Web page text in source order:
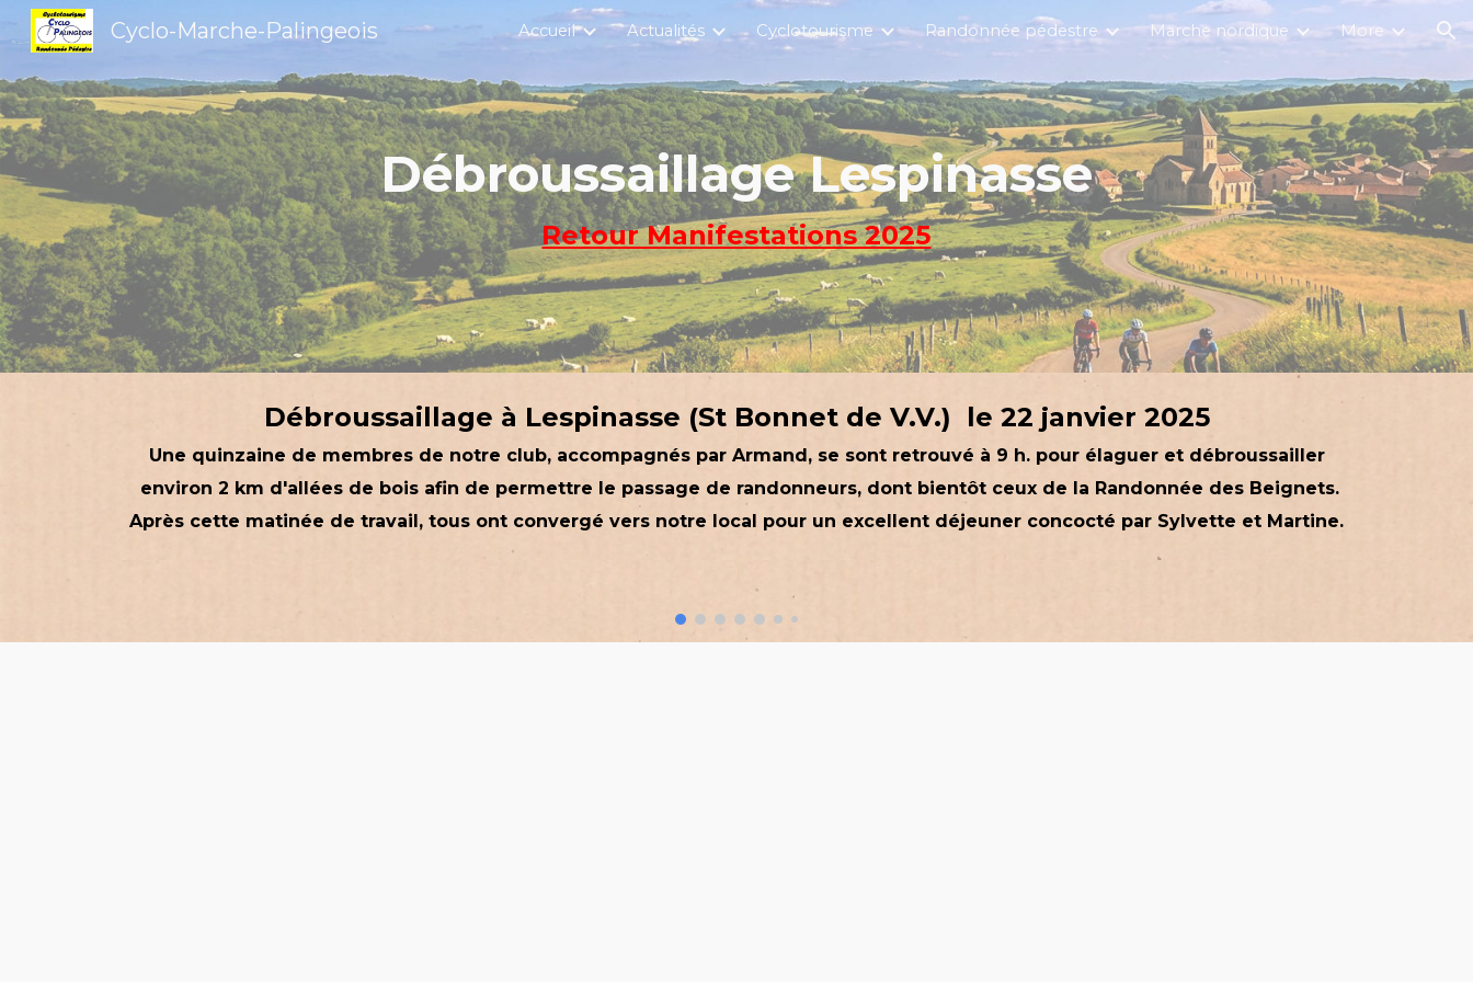
Skip to main content Skip to navigation
Cyclo-Marche-Palingeois Accueil Actualités Cyclotourisme Randonnée pédestre Marche nordique More
Débroussaillage Lespinasse
Retour Manifestations 2025
Débroussaillage à Lespinasse (St Bonnet de V.V.) le 22 janvier 2025
Une quinzaine de membres de notre club, accompagnés par Armand, se sont retrouvé à 9 h. pour élaguer et débroussailler
environ 2 km d'allées de bois afin de permettre le passage de randonneurs, dont bientôt ceux de la Randonnée des Beignets.
Après cette matinée de travail, tous ont convergé vers notre local pour un excellent déjeuner concocté par Sylvette et Martine.